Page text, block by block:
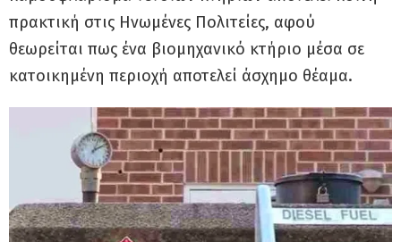
πρακτική στις Ηνωμένες Πολιτείες, αφού
θεωρείται πως ένα βιομηχανικό κτήριο μέσα σε
κατοικημένη περιοχή αποτελεί άσχημο θέαμα.